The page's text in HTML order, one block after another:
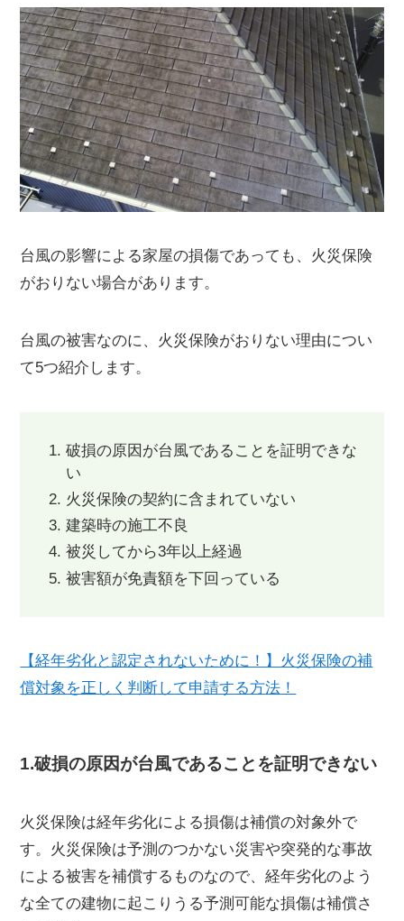
台風の影響による家屋の損傷であっても、火災保険
がおりない場合があります。
台風の被害なのに、火災保険がおりない理由につい
て5つ紹介します。
破損の原因が台風であることを証明できな
い
火災保険の契約に含まれていない
建築時の施工不良
被災してから3年以上経過
被害額が免責額を下回っている
【経年劣化と認定されないために！】火災保険の補
償対象を正しく判断して申請する方法！
1.破損の原因が台風であることを証明できない
火災保険は経年劣化による損傷は補償の対象外で
す。火災保険は予測のつかない災害や突発的な事故
による被害を補償するものなので、経年劣化のよう
な全ての建物に起こりうる予測可能な損傷は補償さ